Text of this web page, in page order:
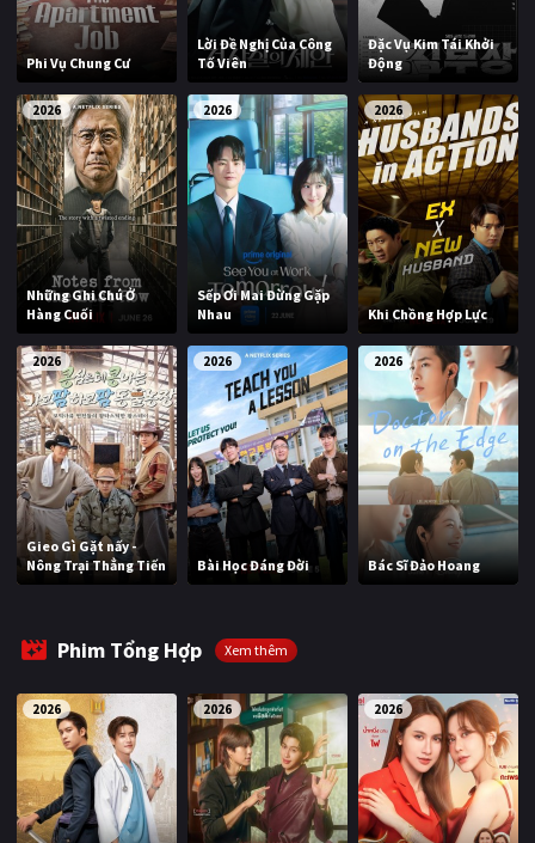
Phi Vụ Chung Cư
Lời Đề Nghị Của Công
Tố Viên
Đặc Vụ Kim Tái Khởi
Động
2026
Những Ghi Chú Ở
Hàng Cuối
2026
Sếp Ơi Mai Đừng Gặp
Nhau
2026
Khi Chồng Hợp Lực
2026
Gieo Gì Gặt nấy -
Nông Trại Thẳng Tiến
2026
Bài Học Đáng Đời
2026
Bác Sĩ Đảo Hoang
Phim Tổng Hợp Xem thêm
2026 2026 2026